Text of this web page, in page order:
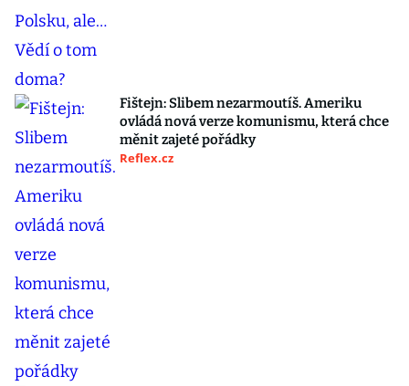
Fištejn: Slibem nezarmoutíš. Ameriku
ovládá nová verze komunismu, která chce
měnit zajeté pořádky
Reflex.cz